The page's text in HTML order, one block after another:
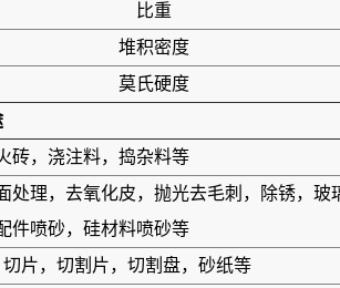
比重
堆积密度
莫氏硬度
砖，浇注料，捣杂料等
处理，去氧化皮，抛光去毛刺，除锈，
件喷砂，硅材料喷砂等
片，切割片，切割盘，砂纸等